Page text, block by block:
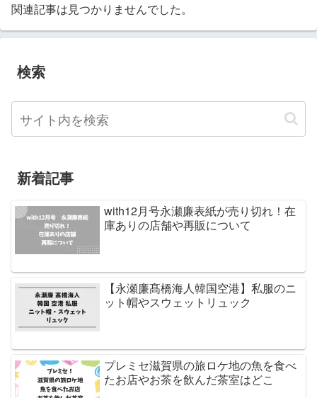
関連記事は見つかりませんでした。
検索
新着記事
with12月号永瀬廉表紙が売り切れ！在
庫ありの店舗や再販について
【永瀬廉髙橋海人韓国空港】私服のニ
ット帽やスウェットリュック
プレミセ滋賀県の旅ロケ地の魚を食べ
たお店やお茶を飲んだ茶室はどこ